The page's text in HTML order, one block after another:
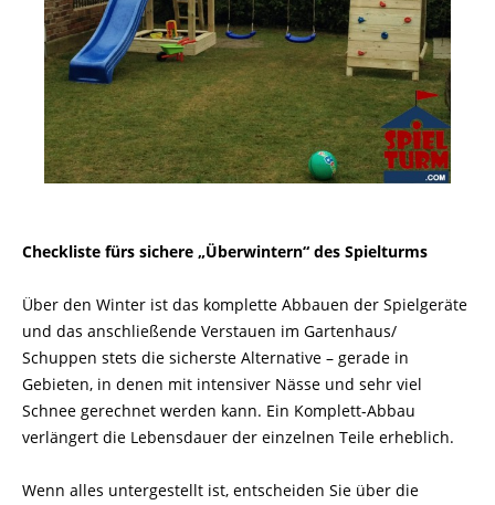
Checkliste fürs sichere „Überwintern“ des Spielturms
Über den Winter ist das komplette Abbauen der Spielgeräte
und das anschließende Verstauen im Gartenhaus/
Schuppen stets die sicherste Alternative – gerade in
Gebieten, in denen mit intensiver Nässe und sehr viel
Schnee gerechnet werden kann. Ein Komplett-Abbau
verlängert die Lebensdauer der einzelnen Teile erheblich.
Wenn alles untergestellt ist, entscheiden Sie über die